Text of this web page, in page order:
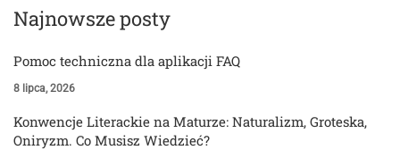
Najnowsze posty
Pomoc techniczna dla aplikacji FAQ
8 lipca, 2026
Konwencje Literackie na Maturze: Naturalizm, Groteska,
Oniryzm. Co Musisz Wiedzieć?